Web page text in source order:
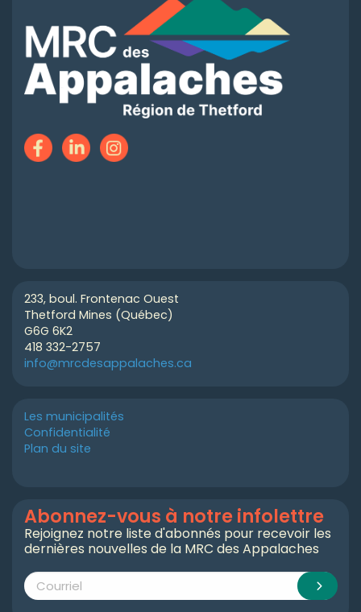
233, boul. Frontenac Ouest
Thetford Mines (Québec)
G6G 6K2
418 332-2757
info@mrcdesappalaches.ca
Les municipalités
Confidentialité
Plan du site
Abonnez-vous à notre infolettre
Rejoignez notre liste d'abonnés pour recevoir les
dernières nouvelles de la MRC des Appalaches